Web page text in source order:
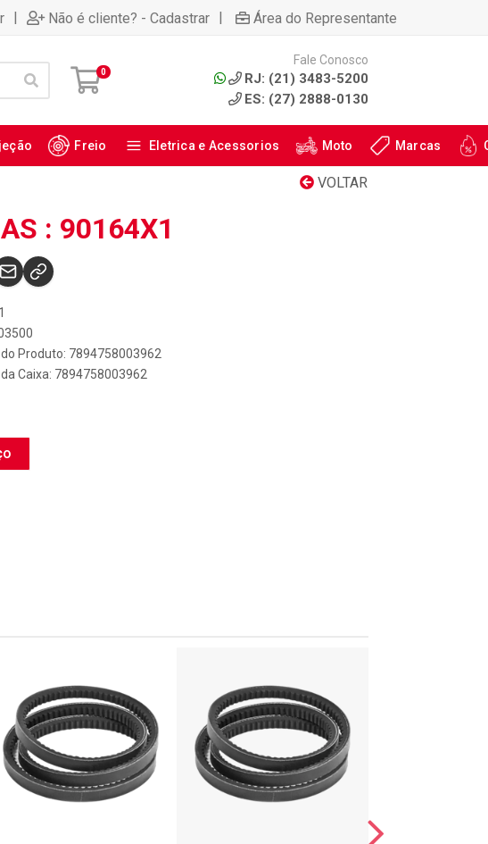
| Não é cliente? - Cadastrar | Área do Representante
0
Fale Conosco
RJ: (21) 3483-5200
ES: (27) 2888-0130
Freio Eletrica e Acessorios Moto Marcas
VOLTAR
: 90164X1
Produto: 7894758003962
Caixa: 7894758003962